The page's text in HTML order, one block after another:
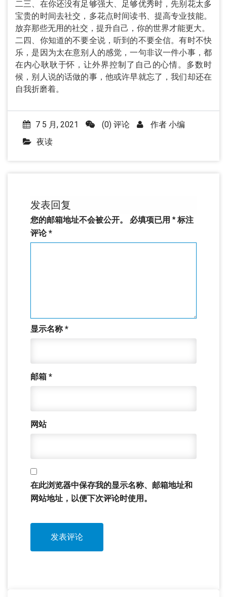
二三、在你还没有足够强大、足够优秀时，先别花太多
宝贵的时间去社交，多花点时间读书、提高专业技能。
放弃那些无用的社交，提升自己，你的世界才能更大。
二四、你知道的不要全说，听到的不要全信。有时不快
乐，是因为太在意别人的感觉，一句非议一件小事，都
在内心耿耿于怀，让外界控制了自己的心情。多数时
候，别人说的话做的事，他或许早就忘了，我们却还在
自我折磨着。
7 5 月, 2021 (0) 评论 作者 小编
夜读
发表回复
您的邮箱地址不会被公开。 必填项已用 * 标注
评论*
显示名称*
邮箱 *
网站
在此浏览器中保存我的显示名称、邮箱地址和
网站地址，以便下次评论时使用。